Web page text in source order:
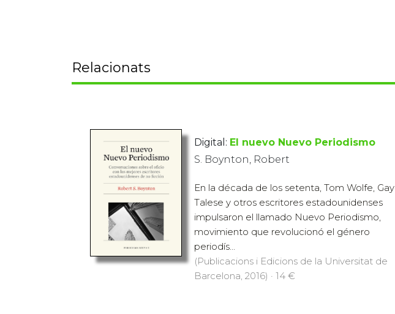
Relacionats
Digital: El nuevo Nuevo Periodismo
S. Boynton, Robert
En la década de los setenta, Tom Wolfe, Gay
Talese y otros escritores estadounidenses
impulsaron el llamado Nuevo Periodismo,
movimiento que revolucionó el género
periodís...
(Publicacions i Edicions de la Universitat de
Barcelona, 2016) · 14 €